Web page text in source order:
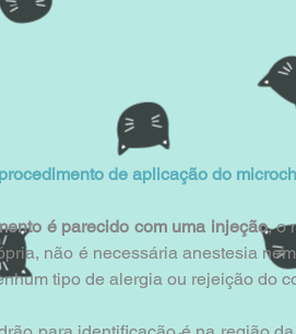
de aplicação do
é parecido com uma injeção, o
não é necessária anestesia
tipo de alergia ou rejeição do